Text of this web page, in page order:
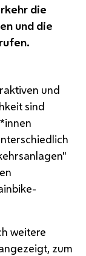
die
und die
und
sind
-
weitere
zum